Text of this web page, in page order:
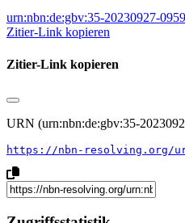
urn:nbn:de:gbv:35-20230927-
Zitier-Link kopieren
Zitier-Link kopieren
URN (urn:nbn:de:gbv:35-
https://nbn-resolving.org/